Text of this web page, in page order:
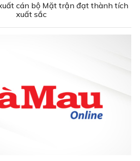
cán bộ Mặt trận đạt thành tích
xuất sắc